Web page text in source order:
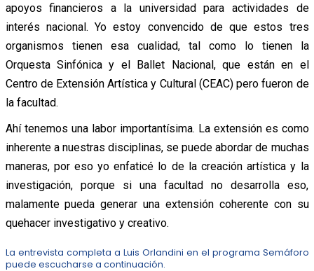
apoyos financieros a la universidad para actividades de
interés nacional. Yo estoy convencido de que estos tres
organismos tienen esa cualidad, tal como lo tienen la
Orquesta Sinfónica y el Ballet Nacional, que están en el
Centro de Extensión Artística y Cultural (CEAC) pero fueron de
la facultad.
Ahí tenemos una labor importantísima. La extensión es como
inherente a nuestras disciplinas, se puede abordar de muchas
maneras, por eso yo enfaticé lo de la creación artística y la
investigación, porque si una facultad no desarrolla eso,
malamente pueda generar una extensión coherente con su
quehacer investigativo y creativo.
La entrevista completa a Luis Orlandini en el programa Semáforo
puede escucharse a continuación.